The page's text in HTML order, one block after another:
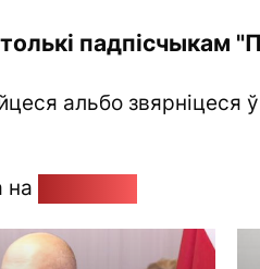
падпісчыкам
альбо звярніцеся
на